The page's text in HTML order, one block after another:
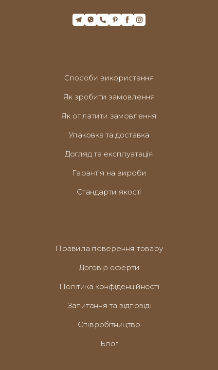
Способи використання
Як зробити замовлення
Як оплатити замовлення
Упаковка та доставка
Догляд та експлуатація
Гарантія на вироби
Стандарти якості
Правила поверення товару
Договір оферти
Політика конфіденційності
Запитання та відповіді
Співробітництво
Блог